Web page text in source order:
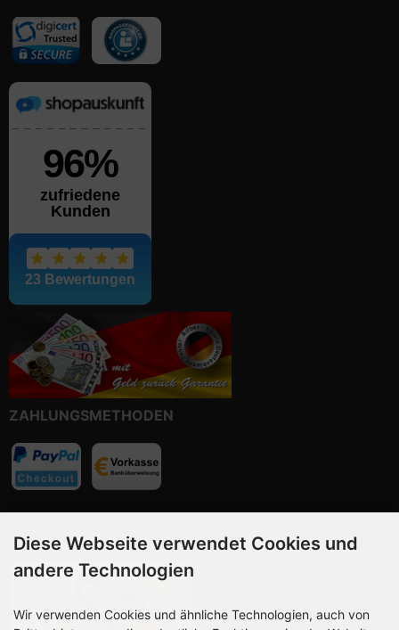
ZAHLUNGSMETHODEN
Diese Webseite verwendet Cookies und
andere Technologien
Wir verwenden Cookies und ähnliche Technologien, auch von